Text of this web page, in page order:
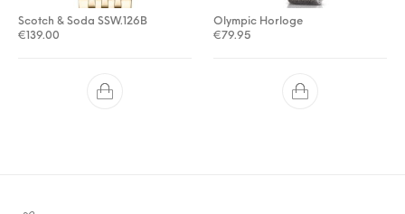
Scotch & Soda SSW.126B
€ 139.00
Olympic Horloge
€79.95